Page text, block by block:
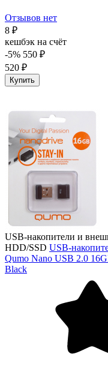
Отзывов нет
8 ₽
кешбэк на счёт
-5% 550 ₽
520 ₽
Купить
USB-накопители и
HDD/SSD USB-
Qumo Nano USB 2.0
Black